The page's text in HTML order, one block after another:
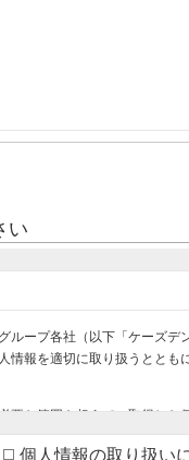
い
ループ各社（以下「ケーズ
報を適切に取り扱うととも
要な範囲を超えて、取得した
させていただくため
個人情報の取り扱い